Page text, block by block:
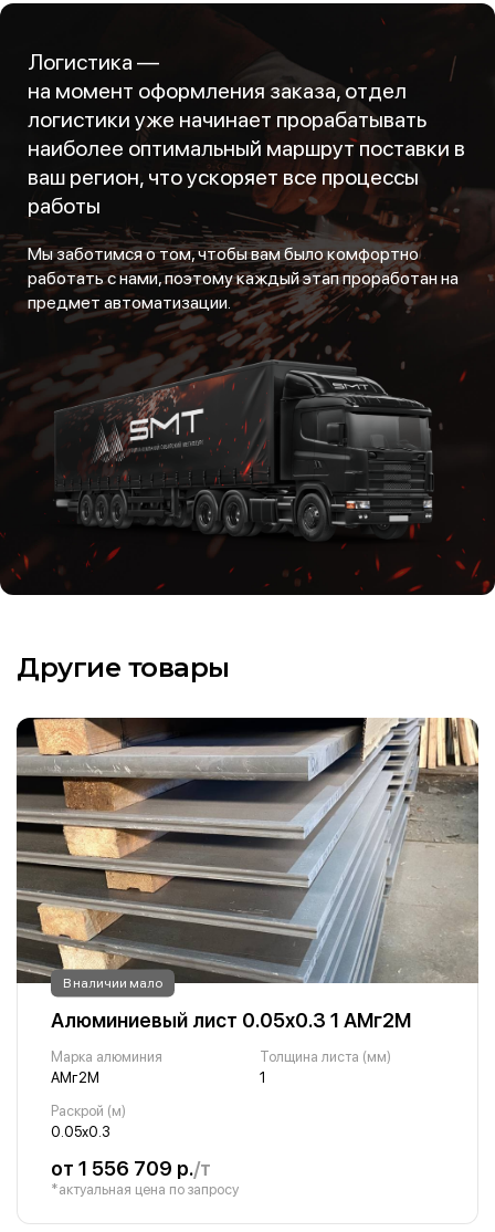
Логистика —
на момент оформления заказа, отдел
логистики уже начинает прорабатывать
наиболее оптимальный маршрут поставки в
ваш регион, что ускоряет все процессы
работы
Мы заботимся о том, чтобы вам было комфортно
работать с нами, поэтому каждый этап проработан на
предмет автоматизации.
Другие товары
В наличии мало
Алюминиевый лист 0.05х0.3 1 АМг2М
Марка алюминия
АМг2М
Толщина листа (мм)
1
Раскрой (м)
0.05х0.3
от 1 556 709 р./т
*актуальная цена по запросу